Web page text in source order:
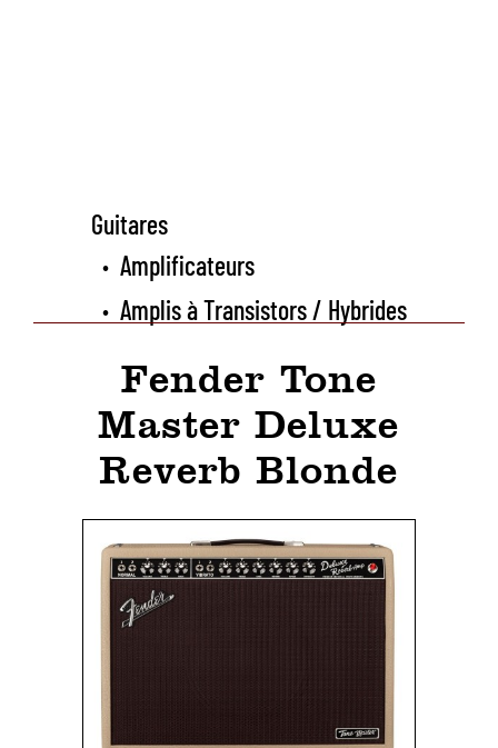
Guitares
• Amplificateurs
• Amplis à Transistors / Hybrides
Fender Tone
Master Deluxe
Reverb Blonde